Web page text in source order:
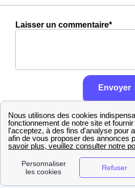
Laisser un commentaire*
Envoyer
contrôle, traitement et
avis : cliquez ici